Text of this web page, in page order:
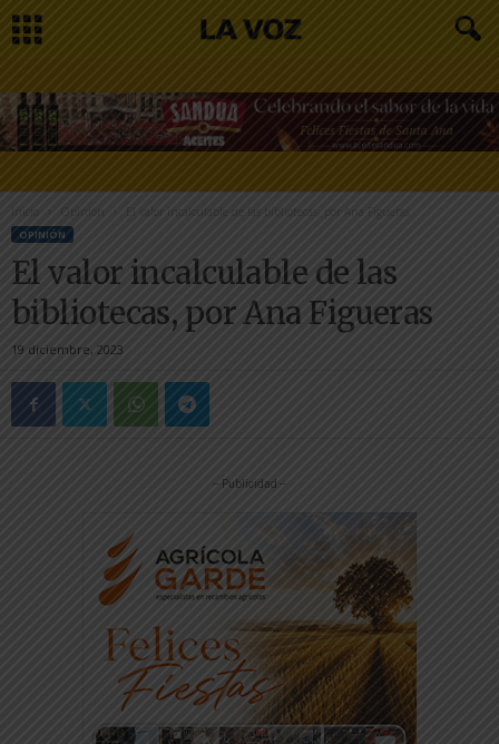
Inicio Opinión El valor incalculable de las bibliotecas, por Ana Figueras
OPINIÓN
El valor incalculable de las
bibliotecas, por Ana Figueras
19 diciembre, 2023
-- Publicidad --